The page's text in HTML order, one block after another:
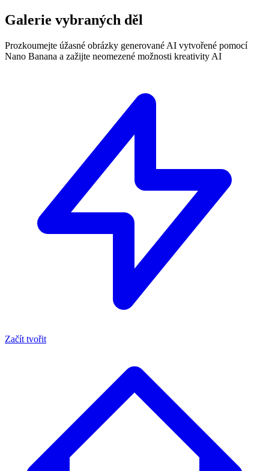
Galerie vybraných děl
Prozkoumejte úžasné obrázky generované AI vytvořené pomocí
Nano Banana a zažijte neomezené možnosti kreativity AI
Začít tvořit